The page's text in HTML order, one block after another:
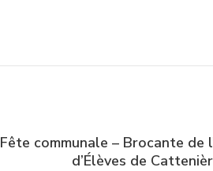
Fête communale – Brocante de
d’Élèves de